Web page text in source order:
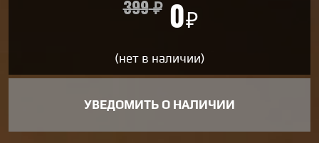
399₽ 0₽
(нет в наличии)
УВЕДОМИТЬ О НАЛИЧИИ